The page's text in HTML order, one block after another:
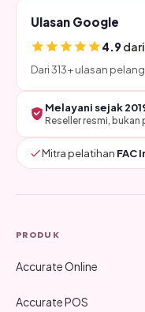
Ulasan Google
4.9
Dari 313+ ulasan
Melayani sejak
Reseller resmi, bukan
Mitra pelatihan FAC
PRODUK
Accurate Online
Accurate POS